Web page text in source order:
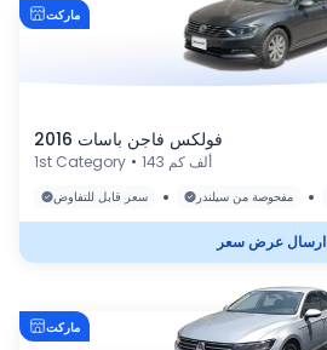
ماركت
فولكس فاجن باسات 2016
1st Category • 143 ألف كم
سعر قابل للتفاوض
• مفحوصة من سيلندر •
ارسال عرض سعر
ماركت